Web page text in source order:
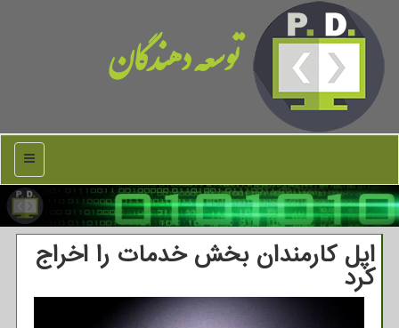
توسعه دهندگان
منو
اپل کارمندان بخش خدمات را اخراج
کرد